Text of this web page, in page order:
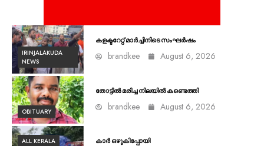
IRINJALAKUDA
NEWS
കളക്ടറേറ്റ് മാർച്ചിനിടെ സംഘർഷം
brandkee August 6, 2026
OBITUARY
തോട്ടിൽ മരിച്ച നിലയിൽ കണ്ടെത്തി
brandkee August 6, 2026
ALL KERALA
കാർ ഒഴുകിപ്പോയി